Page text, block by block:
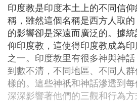
印度教是印度本土上的不同信
稱，雖然這個名稱是西方人取
的影響卻是深遠而廣泛的。據
仰印度教，這使得印度教成為
之一。印度教里有很多神與神
到數不清，不同地區、不同人
樣的。這些神祇和神話滲透到每
深深影響著他們的三觀和行為方